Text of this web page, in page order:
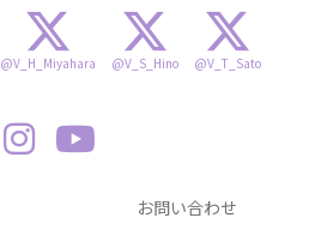
@V_H_Miyahara @V_S_Hino @V_T_Sato
お問い合わせ